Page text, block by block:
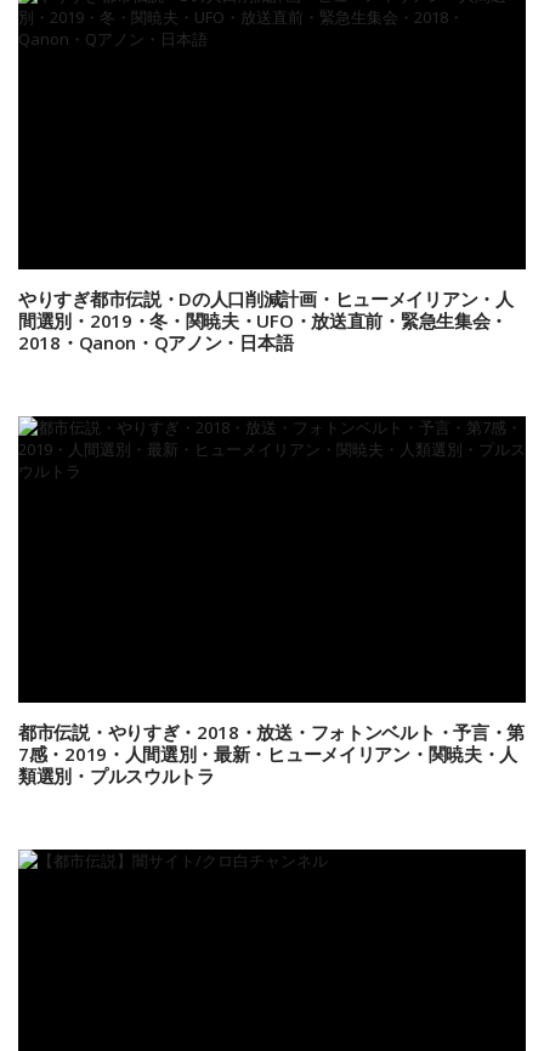
やりすぎ都市伝説・Dの人口削減計画・ヒューメイリアン・人
間選別・2019・冬・関暁夫・UFO・放送直前・緊急生集会・
2018・Qanon・Qアノン・日本語
都市伝説・やりすぎ・2018・放送・フォトンベルト・予言・第
7感・2019・人間選別・最新・ヒューメイリアン・関暁夫・人
類選別・プルスウルトラ